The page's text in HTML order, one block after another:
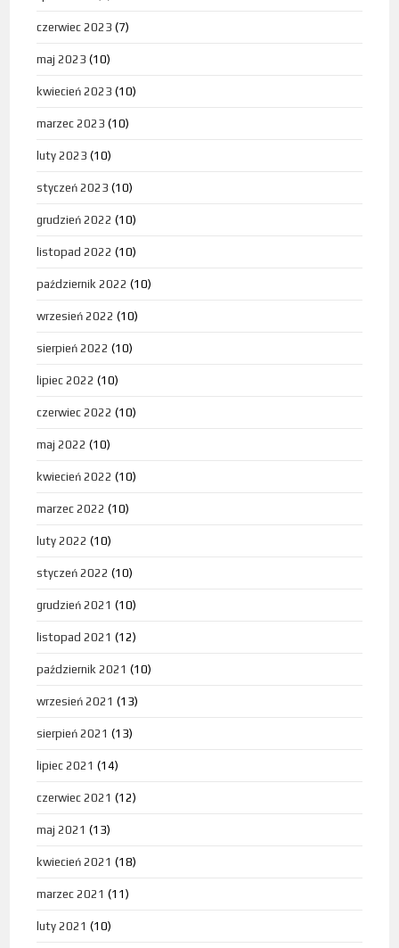
czerwiec 2023 (7)
maj 2023 (10)
kwiecień 2023 (10)
marzec 2023 (10)
luty 2023 (10)
styczeń 2023 (10)
grudzień 2022 (10)
listopad 2022 (10)
październik 2022 (10)
wrzesień 2022 (10)
sierpień 2022 (10)
lipiec 2022 (10)
czerwiec 2022 (10)
maj 2022 (10)
kwiecień 2022 (10)
marzec 2022 (10)
luty 2022 (10)
styczeń 2022 (10)
grudzień 2021 (10)
listopad 2021 (12)
październik 2021 (10)
wrzesień 2021 (13)
sierpień 2021 (13)
lipiec 2021 (14)
czerwiec 2021 (12)
maj 2021 (13)
kwiecień 2021 (18)
marzec 2021 (11)
luty 2021 (10)